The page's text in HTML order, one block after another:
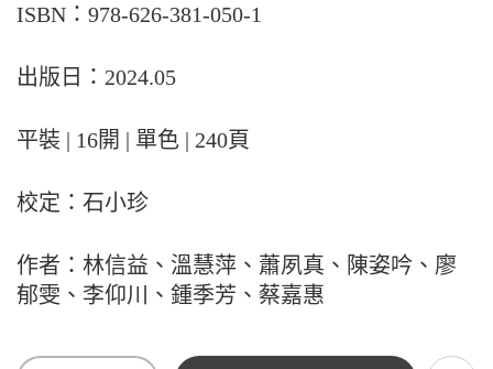
ISBN：978-626-381-050-1
出版日：2024.05
平裝 | 16開 | 單色 | 240頁
校定：石小珍
作者：林信益、溫慧萍、蕭夙真、陳姿吟、廖
郁雯、李仰川、鍾季芳、蔡嘉惠